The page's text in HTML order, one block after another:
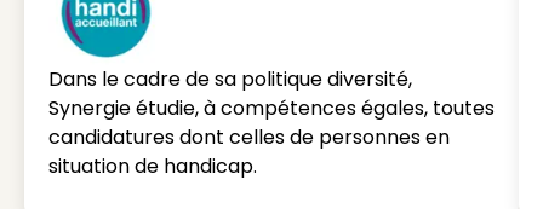
Dans le cadre de sa politique diversité,
Synergie étudie, à compétences égales, toutes
candidatures dont celles de personnes en
situation de handicap.